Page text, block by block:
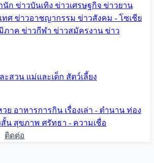
นัก ข่าวบันเทิง ข่าวเศรษฐกิจ ข่าวยาน
ทศ ข่าวอาชญากรรม ข่าวสังคม - โซเชีย
ภาค ข่าวกีฬา ข่าวสมัครงาน ข่าว
ะสวน แม่และเด็ก สัตว์เลี้ยง
วย อาหารการกิน เรื่องเล่า - ตำนาน ท่อง
สั้น สุขภาพ ศรัทธา - ความเชื่อ
ติดต่อ